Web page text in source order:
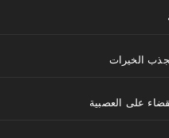
الخيرات
على العصبية